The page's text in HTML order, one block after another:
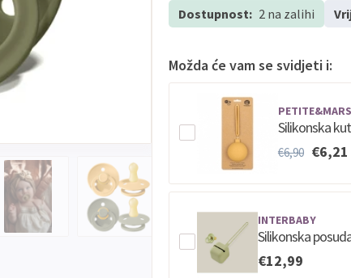
Dostupnost: 2 na zalihi
Možda će vam se svidjeti i:
PETITE&MARS
Silikonska
€6,90 €6,21
INTERBABY
Silikonska
€12,99